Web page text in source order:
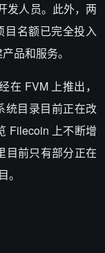
发人员。此外，两
目名额已完全投入
品和服务。
FVM 上推出，
统目录目前正在改
Filecoin 上不断增
目前只有部分正在